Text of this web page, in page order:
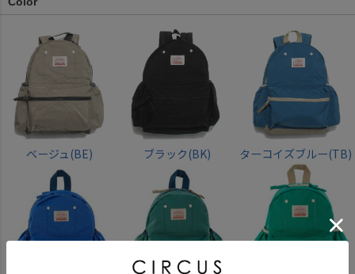
ベージュ(BE) ブラック(BK) ターコイズブルー(TB)